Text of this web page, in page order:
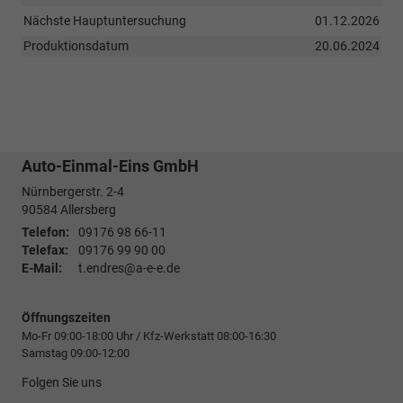
Nächste Hauptuntersuchung
01.12.2026
Produktionsdatum
20.06.2024
Auto-Einmal-Eins GmbH
Nürnbergerstr. 2-4
90584Allersberg
Telefon:
09176 98 66-11
Telefax:
09176 99 90 00
E-Mail:
t.endres@a-e-e.de
Öffnungszeiten
Mo-Fr 09:00-18:00 Uhr / Kfz-Werkstatt 08:00-16:30
Samstag 09:00-12:00
Folgen Sie uns